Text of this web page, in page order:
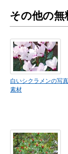
その他の無
白いシクラメンの写真
素材